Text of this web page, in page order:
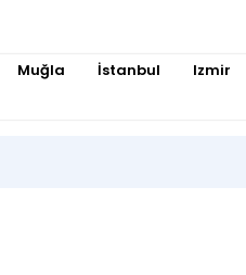
Muğla İstanbul Izmir